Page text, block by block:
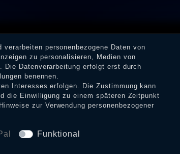
und SHOPAUSKUNFT Bewertungen.
auf SHOPVOTE finden Sie hier. ⧉
nicht stattgefunden. Die Bewertungen
E-Mail können Händler die
2026 Dark Ages Glasche & Kuczwalska GbR
personenbezogene Daten von
zu personalisieren, Medien von
Die Datenverarbeitung erfolgt erst durch
benennen.
Interesses erfolgen. Die Zustimmung kann
die Einwilligung zu einem späteren Zeitpunkt
zur Verwendung personenbezogener
Funktional